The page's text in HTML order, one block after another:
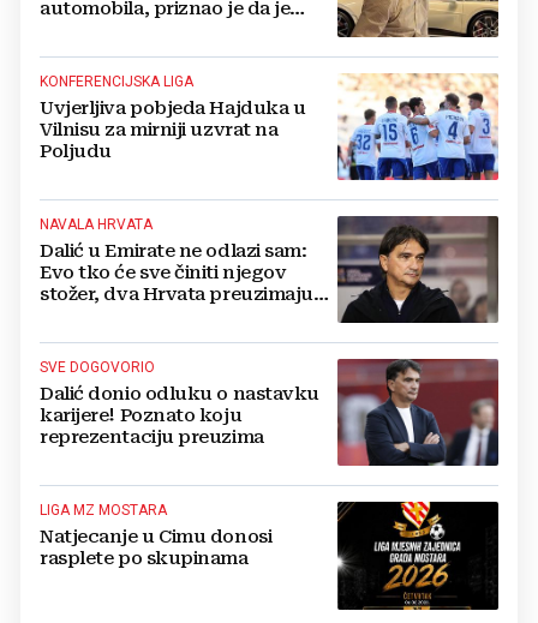
automobila, priznao je da je
KONFERENCIJSKA LIGA
Uvjerljiva pobjeda Hajduka u
Vilnisu za mirniji uzvrat na
Poljudu
NAVALA HRVATA
Dalić u Emirate ne odlazi sam:
Evo tko će sve činiti njegov
stožer, dva Hrvata preuzimaju
SVE DOGOVORIO
Dalić donio odluku o nastavku
karijere! Poznato koju
reprezentaciju preuzima
LIGA MZ MOSTARA
Natjecanje u Cimu donosi
rasplete po skupinama